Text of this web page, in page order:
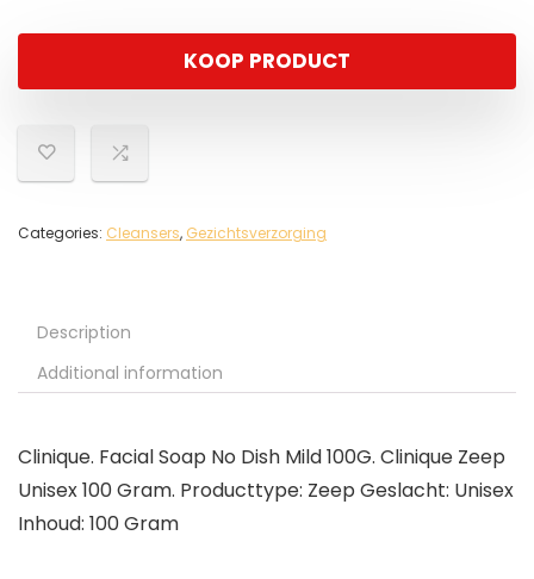
KOOP PRODUCT
Categories: Cleansers, Gezichtsverzorging
Description
Additional information
Clinique. Facial Soap No Dish Mild 100G. Clinique Zeep
Unisex 100 Gram. Producttype: Zeep Geslacht: Unisex
Inhoud: 100 Gram